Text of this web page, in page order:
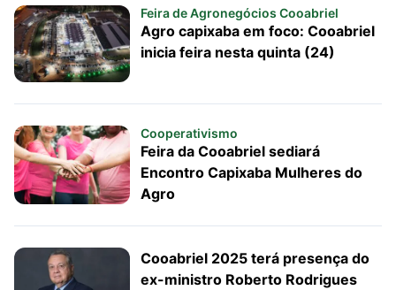
Feira de Agronegócios Cooabriel
Agro capixaba em foco: Cooabriel
inicia feira nesta quinta (24)
Cooperativismo
Feira da Cooabriel sediará
Encontro Capixaba Mulheres do
Agro
Cooabriel 2025 terá presença do
ex-ministro Roberto Rodrigues